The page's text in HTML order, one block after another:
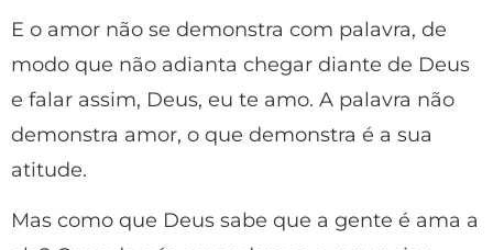
E o amor não se demonstra com palavra, de
modo que não adianta chegar diante de Deus
e falar assim, Deus, eu te amo. A palavra não
demonstra amor, o que demonstra é a sua
atitude.
Mas como que Deus sabe que a gente é ama a